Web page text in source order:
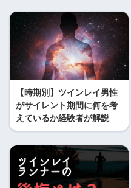
【時期別】ツインレイ男性
がサイレント期間に何を考
えているか経験者が解説